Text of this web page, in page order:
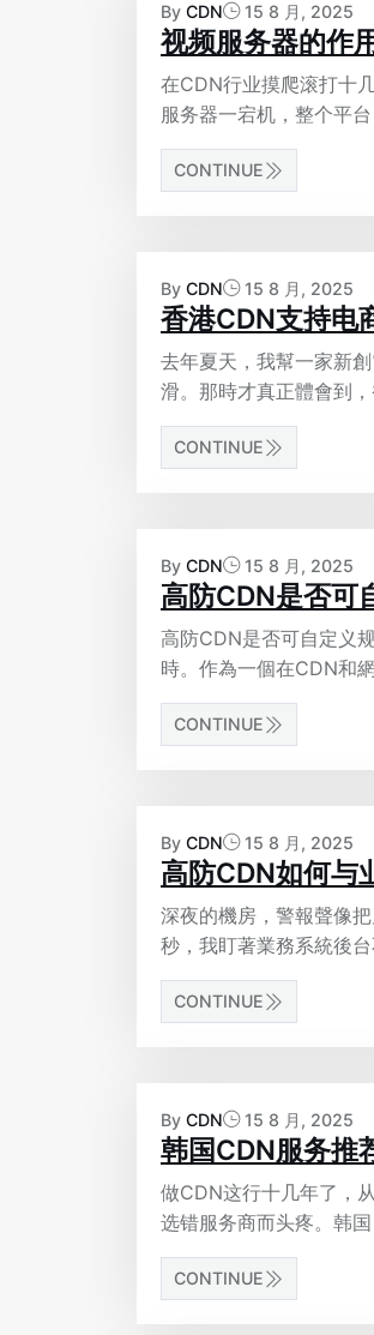
By CDN 15 8 月, 2025
视频服务器的作
在CDN行业摸爬滚打十
服务器一宕机，整个平
CONTINUE
By CDN 15 8 月, 2025
香港CDN支持电
去年夏天，我幫一家新
滑。那時才真正體會到
CONTINUE
By CDN 15 8 月, 2025
高防CDN是否可
高防CDN是否可自定义
時。作為一個在CDN和
CONTINUE
By CDN 15 8 月, 2025
高防CDN如何与
深夜的機房，警報聲像
秒，我盯著業務系統後
CONTINUE
By CDN 15 8 月, 2025
韩国CDN服务推
做CDN这行十几年了，
选错服务商而头疼。韩
CONTINUE